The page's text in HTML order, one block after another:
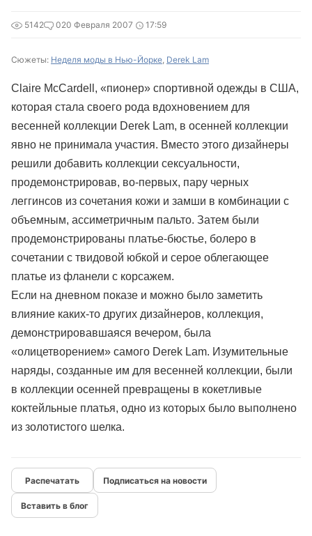
5142 020 Февраля 2007 17:59
Сюжеты: Неделя моды в Нью-Йорке, Derek Lam
Claire McCardell, «пионер» спортивной одежды в США,
которая стала своего рода вдохновением для
весенней коллекции Derek Lam, в осенней коллекции
явно не принимала участия. Вместо этого дизайнеры
решили добавить коллекции сексуальности,
продемонстрировав, во-первых, пару черных
леггинсов из сочетания кожи и замши в комбинации с
объемным, ассиметричным пальто. Затем были
продемонстрированы платье-бюстье, болеро в
сочетании с твидовой юбкой и серое облегающее
платье из фланели с корсажем.
Если на дневном показе и можно было заметить
влияние каких-то других дизайнеров, коллекция,
демонстрировавшаяся вечером, была
«олицетворением» самого Derek Lam. Изумительные
наряды, созданные им для весенней коллекции, были
в коллекции осенней превращены в кокетливые
коктейльные платья, одно из которых было выполнено
из золотистого шелка.
Подписаться на новости
Вставить в блог